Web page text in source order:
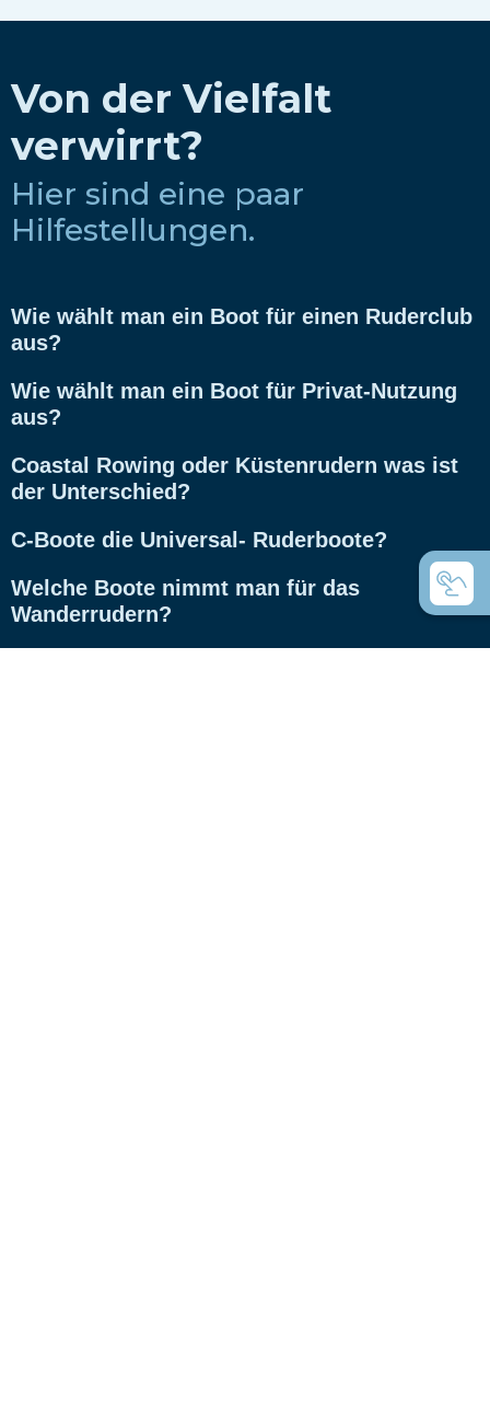
Von der Vielfalt
verwirrt?
Hier sind eine paar
Hilfestellungen.
Wie wählt man ein Boot für einen Ruderclub
aus?
Wie wählt man ein Boot für Privat-Nutzung
aus?
Coastal Rowing oder Küstenrudern was ist
der Unterschied?
C-Boote die Universal- Ruderboote?
Welche Boote nimmt man für das
Wanderrudern?